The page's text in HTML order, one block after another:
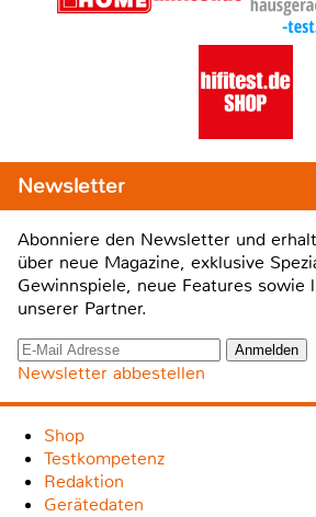
Newsletter
Abonniere den Newsletter und
über neue Magazine, exklusive
Gewinnspiele, neue Features sowie
unserer Partner.
Newsletter abbestellen
Shop
Testkompetenz
Redaktion
Gerätedaten